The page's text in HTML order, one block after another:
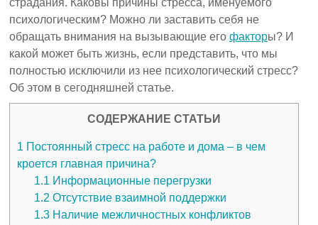
страдания. Каковы причины стресса, именуемого
психологическим? Можно ли заставить себя не
обращать внимания на вызывающие его факторы? И
какой может быть жизнь, если представить, что мы
полностью исключили из нее психологический стресс?
Об этом в сегодняшней статье.
СОДЕРЖАНИЕ СТАТЬИ
1 Постоянный стресс на работе и дома – в чем
кроется главная причина?
1.1 Информационные перегрузки
1.2 Отсутствие взаимной поддержки
1.3 Наличие межличностных конфликтов